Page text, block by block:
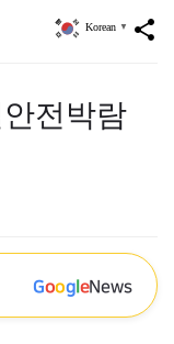
share
Korean ▼
전박람
GoogleNews